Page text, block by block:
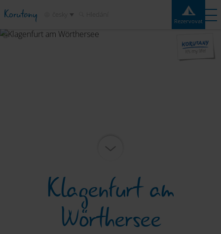
Korutany Rezervovat
Klagenfurt am
Wörthersee